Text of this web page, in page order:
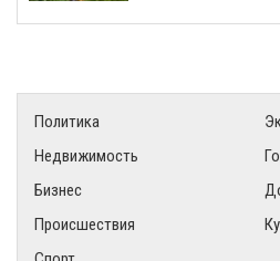
Политика
Недвижимость
Бизнес
Происшествия